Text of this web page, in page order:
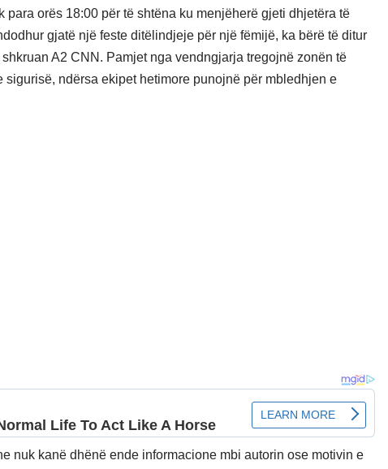
para orës 18:00 për të shtëna ku menjëherë gjeti dhjetëra të
gjatë një feste ditëlindjeje për një fëmijë, ka bërë të ditur
A2 CNN. Pamjet nga vendngjarja tregojnë zonën të
sigurisë, ndërsa ekipet hetimore punojnë për mbledhjen e
nuk kanë dhënë ende informacione mbi autorin ose motivin e